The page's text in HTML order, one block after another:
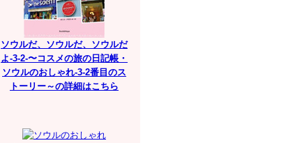
ソウルだ、ソウルだ、ソウルだ
よ-3-2-〜コスメの旅の日記帳・
ソウルのおしゃれ-3-2番目のス
トーリー～の詳細はこちら